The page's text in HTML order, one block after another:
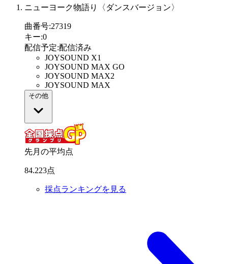
ニューヨーク物語り〈ダンスバージョン〉
曲番号:27319
キー:0
配信予定:配信済み
JOYSOUND X1
JOYSOUND MAX GO
JOYSOUND MAX2
JOYSOUND MAX
その他
先月の平均点
84.223点
採点ランキングを見る